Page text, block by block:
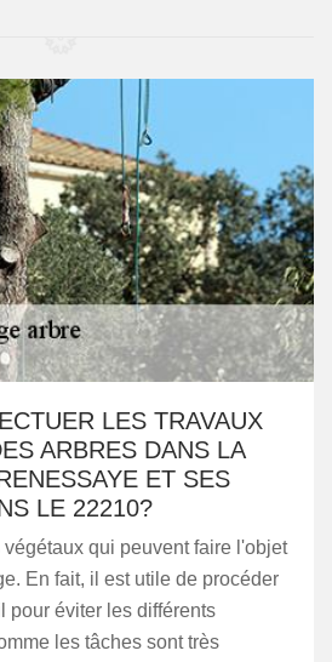
LES TRAVAUX
ARBRES DANS LA
ET SES
LE 22210?
végétaux qui peuvent faire l'objet
En fait, il est utile de procéder
pour éviter les différents
les tâches sont très